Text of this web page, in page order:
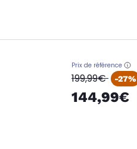
Prix de référence
oldPrice
199,99€ -27%
144,99€